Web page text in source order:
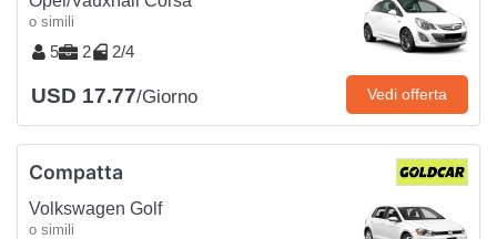
o simili
5 2 2/4
USD 17.77/Giorno Vedi offerta
Compatta
Volkswagen Golf
o simili